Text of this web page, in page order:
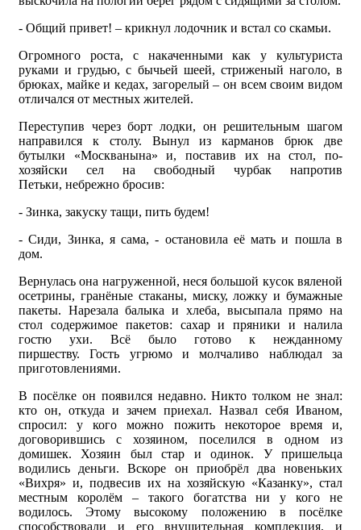
- Общий привет! – крикнул лодочник и встал со скамьи.
Огромного роста, с накаченными как у культуриста
руками и грудью, с бычьей шеей, стриженый наголо, в
брюках, майке и кедах, загорелый – он всем своим видом
отличался от местных жителей.
Переступив через борт лодки, он решительным шагом
направился к столу. Вынул из карманов брюк две
бутылки «Москванына» и, поставив их на стол, по-
хозяйски сел на свободный чурбак напротив
Петьки, небрежно бросив:
- Зинка, закуску тащи, пить будем!
- Сиди, Зинка, я сама, - остановила её мать и пошла в
дом.
Вернулась она нагруженной, неся большой кусок вяленой
осетрины, гранёные стаканы, миску, ложку и бумажные
пакеты. Нарезала балыка и хлеба, высыпала прямо на
стол содержимое пакетов: сахар и пряники и налила
гостю ухи. Всё было готово к нежданному
пиршеству. Гость угрюмо и молчаливо наблюдал за
приготовлениями.
В посёлке он появился недавно. Никто толком не знал:
кто он, откуда и зачем приехал. Назвал себя Иваном,
спросил: у кого можно пожить некоторое время и,
договорившись с хозяином, поселился в одном из
домишек. Хозяин был стар и одинок. У пришельца
водились деньги. Вскоре он приобрёл два новеньких
«Вихря» и, подвесив их на хозяйскую «Казанку», стал
местным королём – такого богатства ни у кого не
водилось. Этому высокому положению в посёлке
способствовали и его внушительная комплекция, и